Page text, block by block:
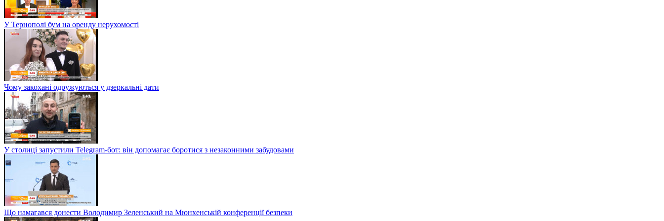
У Тернополі бум на оренду нерухомості
Чому закохані одружуються у дзеркальні дати
У столиці запустили Telegram-бот: він допомагає боротися з незаконними забудовами
Що намагався донести Володимир Зеленський на Мюнхенській конференції безпеки